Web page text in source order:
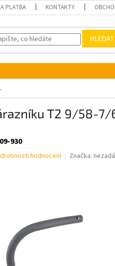
PLATBA KONTAKTY
HLEDAT
T2 9/58-7/
930
hodnocení Značka: